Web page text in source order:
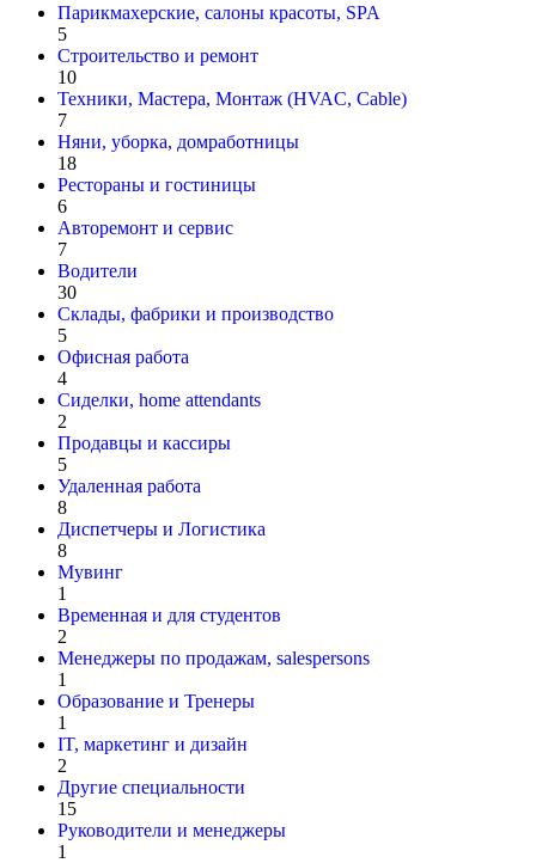
Парикмахерские, салоны красоты, SPA
5
Строительство и ремонт
10
Техники, Мастера, Монтаж (HVAC, Cable)
7
Няни, уборка, домработницы
18
Рестораны и гостиницы
6
Авторемонт и cервис
7
Водители
30
Склады, фабрики и производство
5
Офисная работа
4
Сиделки, home attendants
2
Продавцы и кассиры
5
Удаленная работа
8
Диспетчеры и Логистика
8
Мувинг
1
Временная и для студентов
2
Менеджеры по продажам, salespersons
1
Образование и Тренеры
1
IT, маркетинг и дизайн
2
Другие специальности
15
Руководители и менеджеры
1